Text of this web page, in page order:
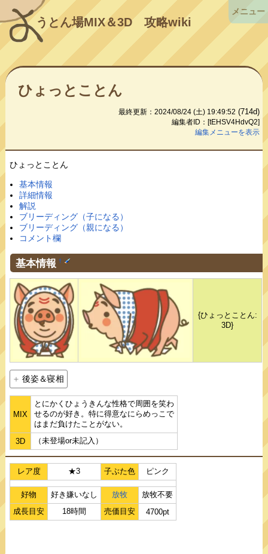
うとん場MIX＆3D攻略wiki
ひょっとことん
最終更新：2024/08/24 (土) 19:49:52 (714d)
編集者ID：[tEHSV4HdvQ2]
編集メニューを表示
ひょっとことん
基本情報
詳細情報
解説
ブリーディング（子になる）
ブリーディング（親になる）
コメント欄
基本情報 †
{ひょっとことん:
3D}
後姿＆寝相
MIX
とにかくひょうきんな性格で周囲を笑わ
せるのが好き。特に得意なにらめっこで
はまだ負けたことがない。
3D
（未登場or未記入）
レア度 ★3 子ぶた色 ピンク
好物 好き嫌いなし 放牧
放牧不要
成長目安
18時間 売価目安 4700pt
メニュー